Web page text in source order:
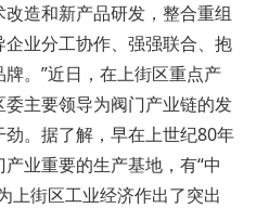
造和新产品研发，整合重组
业分工协作、强强联合、抱
。”近日，在上街区重点产
主要领导为阀门产业链的发
。据了解，早在上世纪80年
业重要的生产基地，有“中
上街区工业经济作出了突出